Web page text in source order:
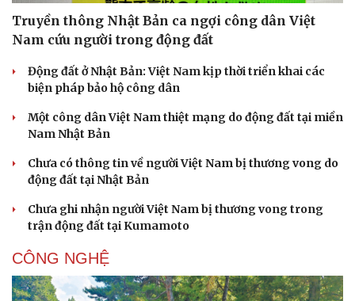
Truyền thông Nhật Bản ca ngợi công dân Việt
Nam cứu người trong động đất
Động đất ở Nhật Bản: Việt Nam kịp thời triển khai các
biện pháp bảo hộ công dân
Một công dân Việt Nam thiệt mạng do động đất tại miền
Nam Nhật Bản
Chưa có thông tin về người Việt Nam bị thương vong do
động đất tại Nhật Bản
Chưa ghi nhận người Việt Nam bị thương vong trong
trận động đất tại Kumamoto
CÔNG NGHỆ